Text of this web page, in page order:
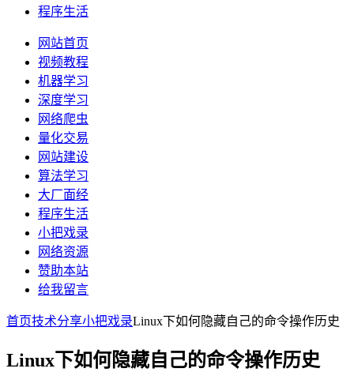
程序生活
网站首页
视频教程
机器学习
深度学习
网络爬虫
量化交易
网站建设
算法学习
大厂面经
程序生活
小把戏录
网络资源
赞助本站
给我留言
首页技术分享小把戏录Linux下如何隐藏自己的命令操作历史
Linux下如何隐藏自己的命令操作历史